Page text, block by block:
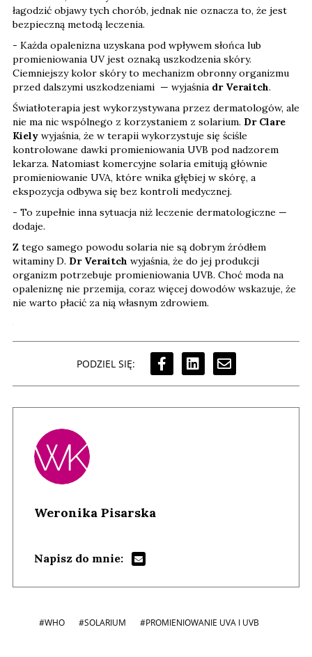
łagodzić objawy tych chorób, jednak nie oznacza to, że jest
bezpieczną metodą leczenia.
- Każda opalenizna uzyskana pod wpływem słońca lub
promieniowania UV jest oznaką uszkodzenia skóry.
Ciemniejszy kolor skóry to mechanizm obronny organizmu
przed dalszymi uszkodzeniami — wyjaśnia dr Veraitch.
Światłoterapia jest wykorzystywana przez dermatologów, ale
nie ma nic wspólnego z korzystaniem z solarium. Dr Clare
Kiely wyjaśnia, że w terapii wykorzystuje się ściśle
kontrolowane dawki promieniowania UVB pod nadzorem
lekarza. Natomiast komercyjne solaria emitują głównie
promieniowanie UVA, które wnika głębiej w skórę, a
ekspozycja odbywa się bez kontroli medycznej.
- To zupełnie inna sytuacja niż leczenie dermatologiczne —
dodaje.
Z tego samego powodu solaria nie są dobrym źródłem
witaminy D. Dr Veraitch wyjaśnia, że do jej produkcji
organizm potrzebuje promieniowania UVB. Choć moda na
opaleniznę nie przemija, coraz więcej dowodów wskazuje, że
nie warto płacić za nią własnym zdrowiem.
PODZIEL SIĘ:
Weronika Pisarska
Napisz do mnie:
#WHO #SOLARIUM #PROMIENIOWANIE UVA I UVB